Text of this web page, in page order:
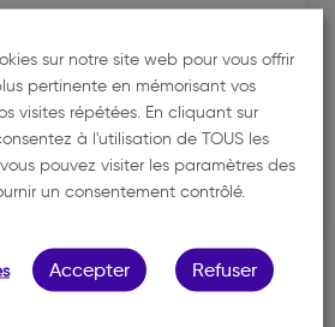
BLANDINE
du Chapeau Rouge
sur notre site web pour vous offrir
pertinente en mémorisant vos
visites répétées. En cliquant sur
à l'utilisation de TOUS les
pouvez visiter les paramètres des
un consentement contrôlé.
Accepter Refuser